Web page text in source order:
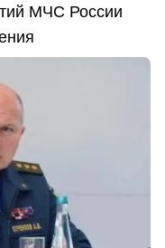
МЧС России